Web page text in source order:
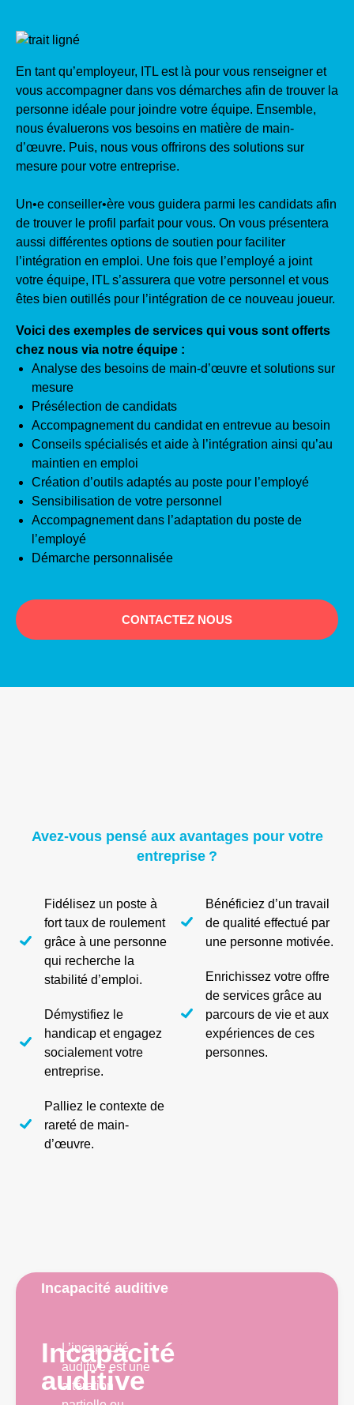
En tant qu’employeur, ITL est là pour vous renseigner et
vous accompagner dans vos démarches afin de trouver la
personne idéale pour joindre votre équipe. Ensemble,
nous évaluerons vos besoins en matière de main-
d’œuvre. Puis, nous vous offrirons des solutions sur
mesure pour votre entreprise.
Un•e conseiller•ère vous guidera parmi les candidats afin
de trouver le profil parfait pour vous. On vous présentera
aussi différentes options de soutien pour faciliter
l’intégration en emploi. Une fois que l’employé a joint
votre équipe, ITL s’assurera que votre personnel et vous
êtes bien outillés pour l’intégration de ce nouveau joueur.
Voici des exemples de services qui vous sont offerts
chez nous via notre équipe :
Analyse des besoins de main-d’œuvre et solutions sur
mesure
Présélection de candidats
Accompagnement du candidat en entrevue au besoin
Conseils spécialisés et aide à l’intégration ainsi qu’au
maintien en emploi
Création d’outils adaptés au poste pour l’employé
Sensibilisation de votre personnel
Accompagnement dans l’adaptation du poste de
l’employé
Démarche personnalisée
CONTACTEZ NOUS
Avez-vous pensé aux avantages pour votre
entreprise ?
Fidélisez un poste à
fort taux de roulement
grâce à une personne
qui recherche la
stabilité d’emploi.
Démystifiez le
handicap et engagez
socialement votre
entreprise.
Palliez le contexte de
rareté de main-
d’œuvre.
Bénéficiez d’un travail
de qualité effectué par
une personne motivée.
Enrichissez votre offre
de services grâce au
parcours de vie et aux
expériences de ces
personnes.
Incapacité auditive
Incapacité
auditive
L’incapacité
auditive est une
altération